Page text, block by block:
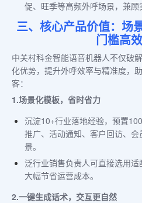
促、旺季等高频外呼场景，兼顾
三、核心产品价值：场
门槛高
中关村科金智能语音机器人不仅破
化优势，提升外呼效率与精准度，
客：
1.场景化模板，省时省力
沉淀10+行业落地经验，预置
推广、活动通知、客户回访、
景。
泛行业销售负责人可直接选用适
大幅节省运营成本。
2.一键生成话术，交互更自然